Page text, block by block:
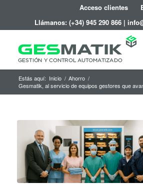
Acceso clientes
Llámanos: (+34) 945 290 866|
Estás aquí: Inicio / Ahorro /
Gesmatik, al servicio de equipos gestores que